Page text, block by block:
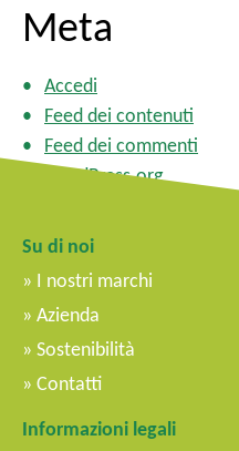
Meta
Accedi
Feed dei contenuti
Feed dei commenti
WordPress.org
Su di noi
I nostri marchi
Azienda
Sostenibilità
Contatti
Informazioni legali